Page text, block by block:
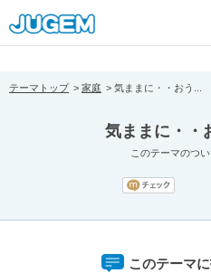
[pear_error: message="Success"
prefix="" info=""]
テーマトップ 家庭 気ままに・・おう...
気ままに・・
このテーマのつ
このテーマ